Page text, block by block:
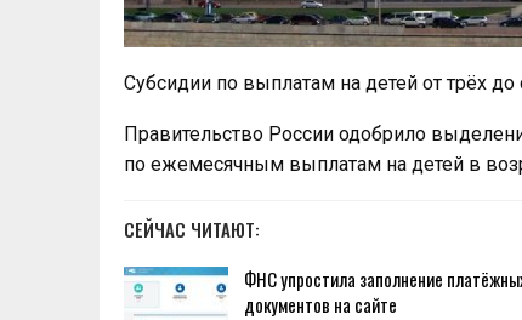
Субсидии по выплатам на детей от трёх до
Правительство России одобрило
по ежемесячным выплатам на детей в
СЕЙЧАС ЧИТАЮТ:
ФНС упростила заполнение
документов на сайте